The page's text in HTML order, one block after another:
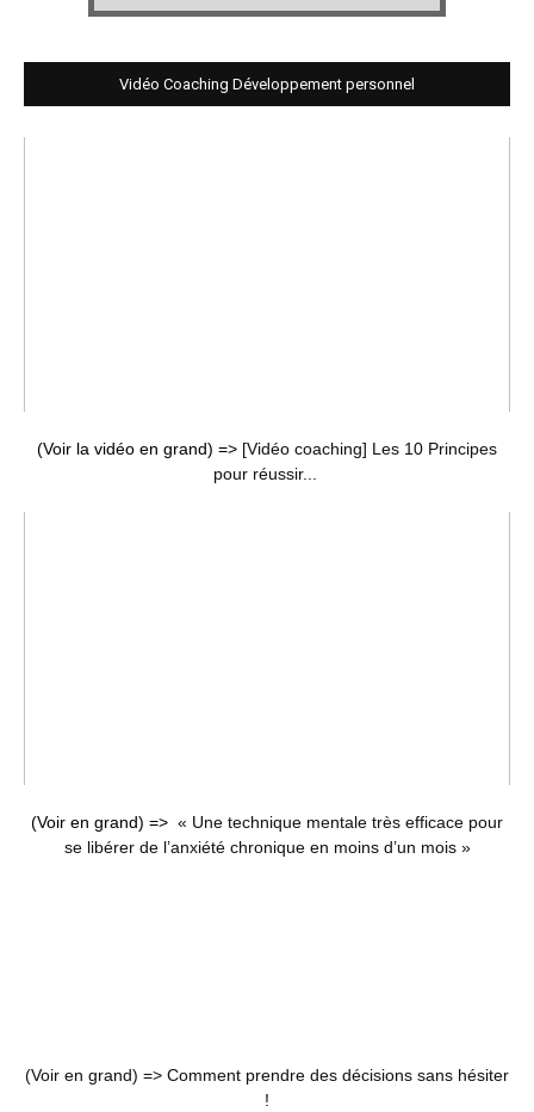
Vidéo Coaching Développement personnel
(Voir la vidéo en grand) => [Vidéo coaching] Les 10 Principes
pour réussir...
(Voir en grand) => « Une technique mentale très efficace pour
se libérer de l’anxiété chronique en moins d’un mois »
(Voir en grand) => Comment prendre des décisions sans hésiter
!